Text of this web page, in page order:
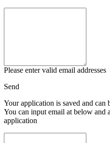
Please enter valid email addresses
Send
Your application is saved and can
You can input email at below and
application